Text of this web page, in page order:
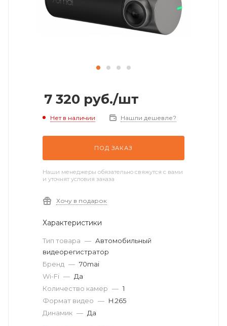
7 320 руб./шт
Нет в наличии Нашли дешевле?
ПОД ЗАКАЗ
Наши менеджеры обязательно свяжутся с вами
и уточнят условия заказа
Хочу в подарок
Характеристики
Тип товара — Автомобильный
видеорегистратор
Бренд — 70mai
Wi-Fi — Да
Количество камер — 1
Формат видео — H.265
Динамик — Да